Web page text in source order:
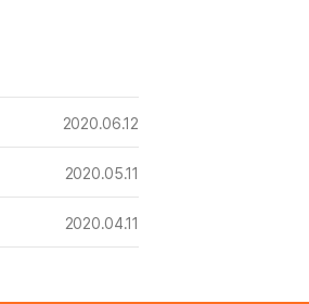
2020.06.12
2020.05.11
2020.04.11